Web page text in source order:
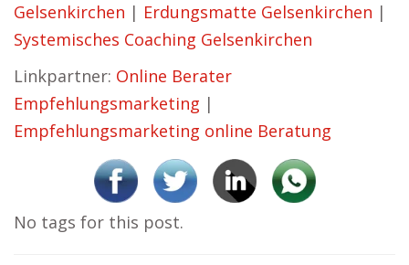
Gelsenkirchen | Erdungsmatte Gelsenkirchen |
Systemisches Coaching Gelsenkirchen
Linkpartner: Online Berater
Empfehlungsmarketing |
Empfehlungsmarketing online Beratung
No tags for this post.